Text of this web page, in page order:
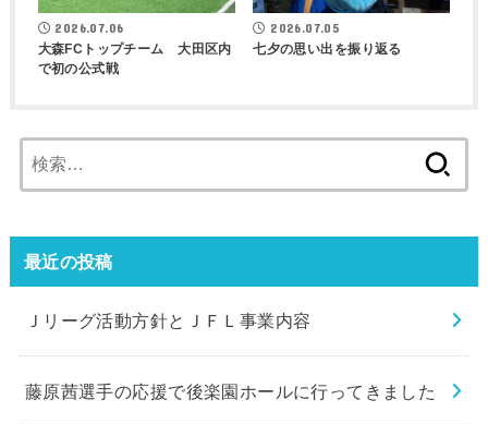
2026.07.06
大森FCトップチーム 大田区内
で初の公式戦
2026.07.05
七夕の思い出を振り返る
索:
最近の投稿
Ｊリーグ活動方針とＪＦＬ事業内容
藤原茜選手の応援で後楽園ホールに行ってきました